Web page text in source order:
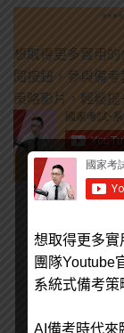
想取得更多實用
閱按鈕，參與備
策略影片，輕鬆提
想取得更多實
團隊Youtube
系統式備考策
AI備考時代來